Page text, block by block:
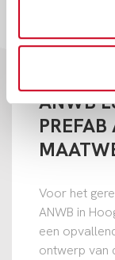
ANWB
Voor het
ANWB in
een
ontwerp van